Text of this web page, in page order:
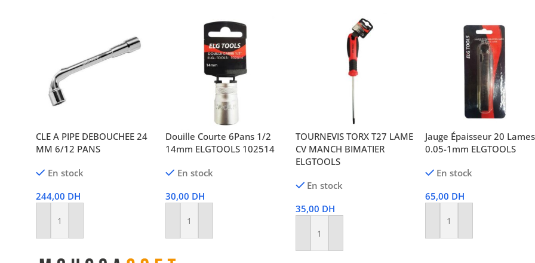
CLE A PIPE DEBOUCHEE 24
MM 6/12 PANS
En stock
244,00 DH
Ajouter Au Panier
Douille Courte 6Pans 1/2
14mm ELGTOOLS 102514
En stock
30,00 DH
Ajouter Au Panier
TOURNEVIS TORX T27 LAME
CV MANCH BIMATIER
ELGTOOLS
En stock
35,00 DH
Ajouter Au Panier
Jauge Épaisseur 20 Lames
0.05-1mm ELGTOOLS
En stock
65,00 DH
Ajouter Au Panier